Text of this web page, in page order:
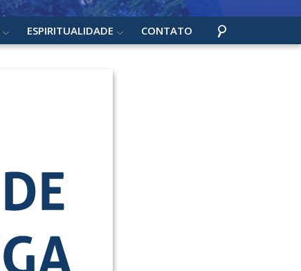
ESPIRITUALIDADE CONTATO